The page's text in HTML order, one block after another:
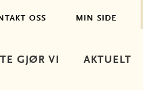
GJØR VI AKTUELT
OSS MIN SIDE